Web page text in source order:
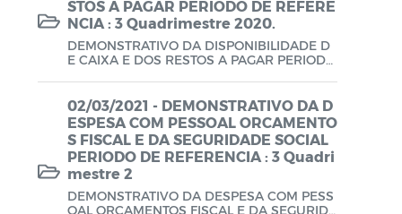
Lei Aldir Blanc - PNAB 2
Lei Aldir Blanc - PNAB 2025
Lei Aldir Blanc - EDITAL EMERGENCIAL
DE PROJETOS CULTURAIS
Lei Aldir Blanc - SUBSÍDIO
EMERGENCIAL DA CULTURA
Lei Complementar
STOS A PAGAR PERIODO DE REFERE
NCIA : 3 Quadrimestre 2020.
DEMONSTRATIVO DA DISPONIBILIDADE D
E CAIXA E DOS RESTOS A PAGAR PERIODO
02/03/2021 - DEMONSTRATIVO DA D
ESPESA COM PESSOAL ORCAMENTO
S FISCAL E DA SEGURIDADE SOCIAL
PERIODO DE REFERENCIA : 3 Quadri
mestre 2
DEMONSTRATIVO DA DESPESA COM PESS
OAL ORCAMENTOS FISCAL E DA SEGURIDA